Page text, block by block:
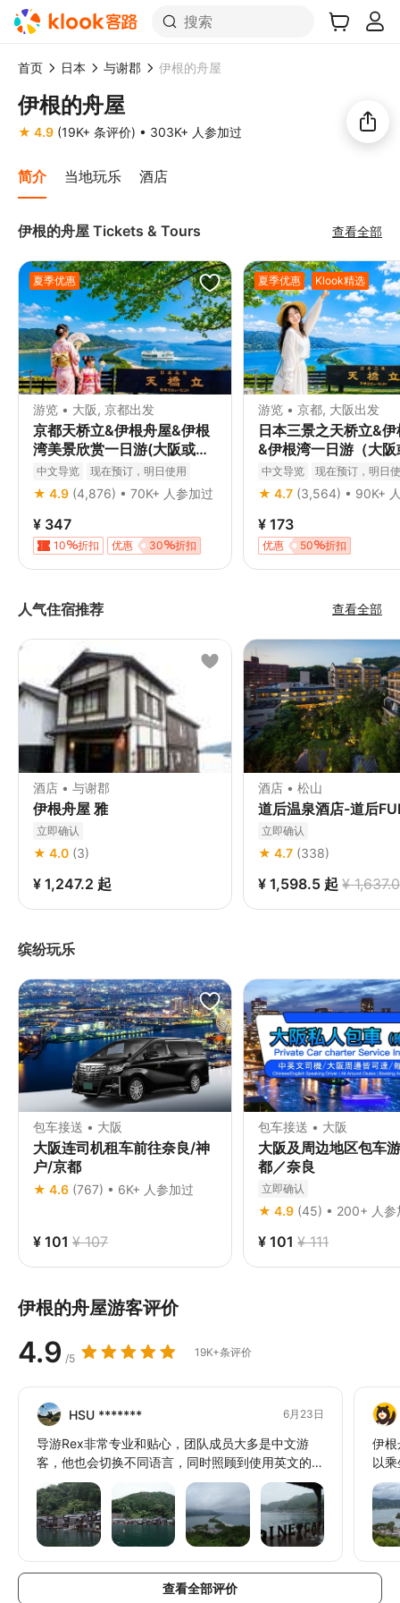
搜索
首页 日本 与谢郡 伊根的舟屋
伊根的舟屋
★ 4.9 (19K+ 条评价) • 303K+ 人参加过
简介 当地玩乐 酒店
分享给好友！
伊根的舟屋 Tickets & Tours 查看全部
夏季优惠
游览 • 大阪, 京都出发
京都天桥立&伊根舟屋&伊根
湾美景欣赏一日游(大阪或京
都出发)
中文导览
现在预订，明日使用
免费取消
立即确认
★ 4.9 (4,876) • 70K+ 人参加过
¥ 347
10 折扣 30 折扣
优惠
夏季优惠 Klook精选
游览 • 京都, 大阪出发
日本三景之天桥立&
&伊根湾一日游（大
出发）
中文导览
现在预订，明日
免费取消
立即确认
★ 4.7 (3,564) • 90K+
¥ 173
50 折扣
优惠
人气住宿推荐 查看全部
酒店 • 与谢郡
伊根舟屋 雅
立即确认
★ 4.0 (3)
¥ 1,247.2 起
酒店 • 松山
道后温泉酒店-道后
立即确认
★ 4.7 (338)
¥ 1,598.5 起 ¥ 1,637.0
缤纷玩乐
包车接送 • 大阪
大阪连司机租车前往奈良/神
户/京都
★ 4.6 (767) • 6K+ 人参加过
¥ 101 ¥ 107
包车接送 • 大阪
大阪及周边地区包车
都／奈良
立即确认
★ 4.9 (45) • 200+ 人参
¥ 101 ¥ 111
伊根的舟屋游客评价
4.9 /5 19K+条评价
HSU ******* 6月23日
导游Rex非常专业和贴心，团队成员大多是中文游
客，他也会切换不同语言，同时照顾到使用英文的团
员。旅程中他还会介绍各地的历史背景，非常精彩！
整个旅程的时间控制得非常好，也谢谢当天的司机大
哥提供了安全舒适的乘车体验，让整个旅程画上了完
美的句号。这是一次非常棒的体验！
伊
以
食
查看全部评价